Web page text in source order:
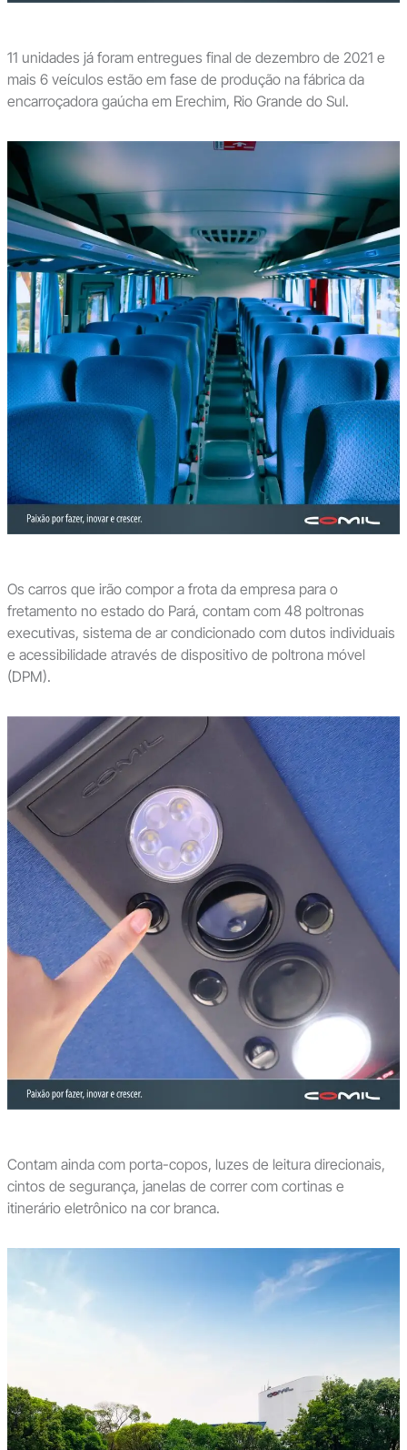
11 unidades já foram entregues final de dezembro de 2021 e
mais 6 veículos estão em fase de produção na fábrica da
encarroçadora gaúcha em Erechim, Rio Grande do Sul.
Os carros que irão compor a frota da empresa para o
fretamento no estado do Pará, contam com 48 poltronas
executivas, sistema de ar condicionado com dutos individuais
e acessibilidade através de dispositivo de poltrona móvel
(DPM).
Contam ainda com porta-copos, luzes de leitura direcionais,
cintos de segurança, janelas de correr com cortinas e
itinerário eletrônico na cor branca.